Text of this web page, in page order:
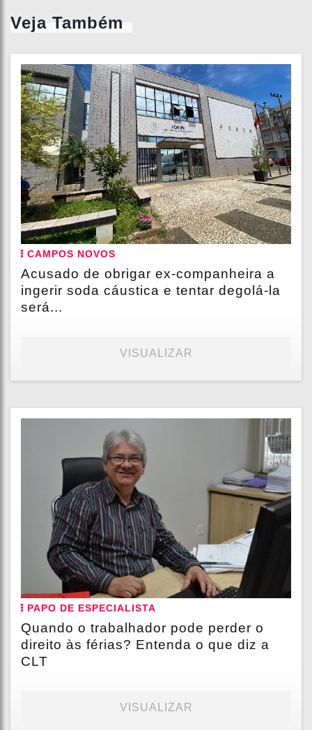
Veja Também
CAMPOS NOVOS
Acusado de obrigar ex-companheira a
ingerir soda cáustica e tentar degolá-la
será...
VISUALIZAR
PAPO DE ESPECIALISTA
Quando o trabalhador pode perder o
direito às férias? Entenda o que diz a
CLT
VISUALIZAR